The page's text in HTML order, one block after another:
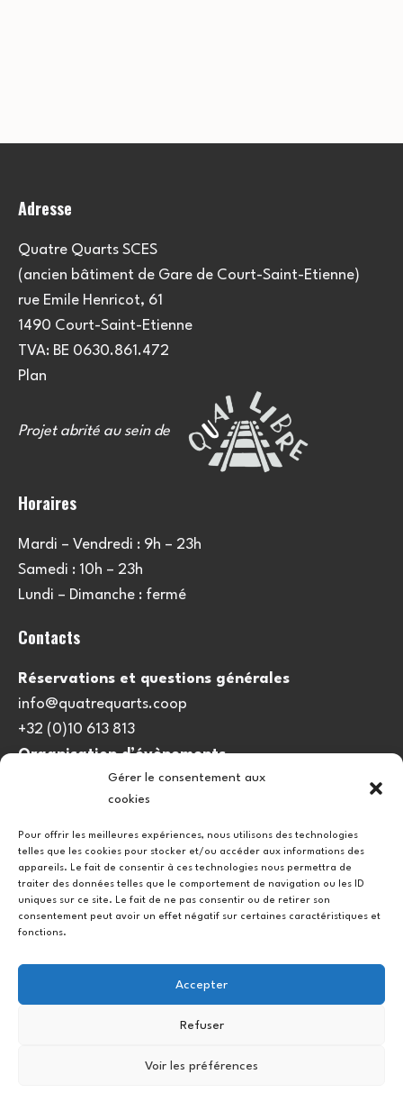
Gérer le consentement aux
cookies
Pour offrir les meilleures expériences, nous utilisons des technologies
telles que les cookies pour stocker et/ou accéder aux informations des
appareils. Le fait de consentir à ces technologies nous permettra de
traiter des données telles que le comportement de navigation ou les ID
uniques sur ce site. Le fait de ne pas consentir ou de retirer son
consentement peut avoir un effet négatif sur certaines caractéristiques et
fonctions.
Accepter
Refuser
Voir les préférences
Adresse
Quatre Quarts SCES
(ancien bâtiment de Gare de Court-Saint-Etienne)
rue Emile Henricot, 61
1490 Court-Saint-Etienne
TVA: BE 0630.861.472
Plan
Projet abrité au sein de
Horaires
Mardi – Vendredi : 9h – 23h
Samedi : 10h – 23h
Lundi – Dimanche : fermé
Contacts
Réservations et questions générales
info@quatrequarts.coop
+32 (0)10 613 813
Organisation d’évènements
viedulieu@quatrequarts.coop
Politique de cookies (UE)